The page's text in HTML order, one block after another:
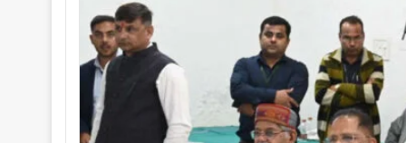
w
o
n
e
m
a